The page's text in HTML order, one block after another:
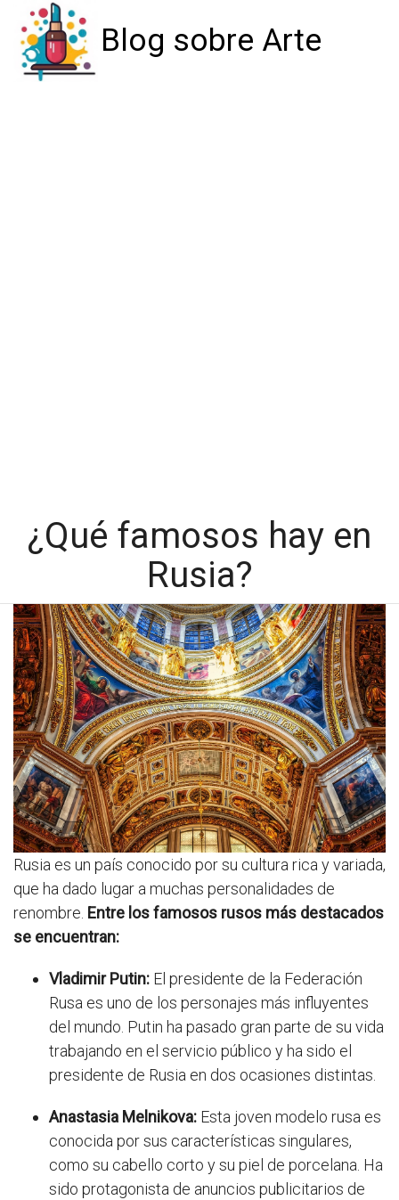
Blog sobre Arte
¿Qué famosos hay en
Rusia?
Rusia es un país conocido por su cultura rica y variada,
que ha dado lugar a muchas personalidades de
renombre. Entre los famosos rusos más destacados
se encuentran:
Vladimir Putin: El presidente de la Federación
Rusa es uno de los personajes más influyentes
del mundo. Putin ha pasado gran parte de su vida
trabajando en el servicio público y ha sido el
presidente de Rusia en dos ocasiones distintas.
Anastasia Melnikova: Esta joven modelo rusa es
conocida por sus características singulares,
como su cabello corto y su piel de porcelana. Ha
sido protagonista de anuncios publicitarios de